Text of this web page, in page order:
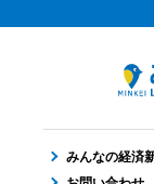
みんなの経済